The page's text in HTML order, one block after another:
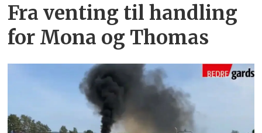
Fra venting til handling
for Mona og Thomas